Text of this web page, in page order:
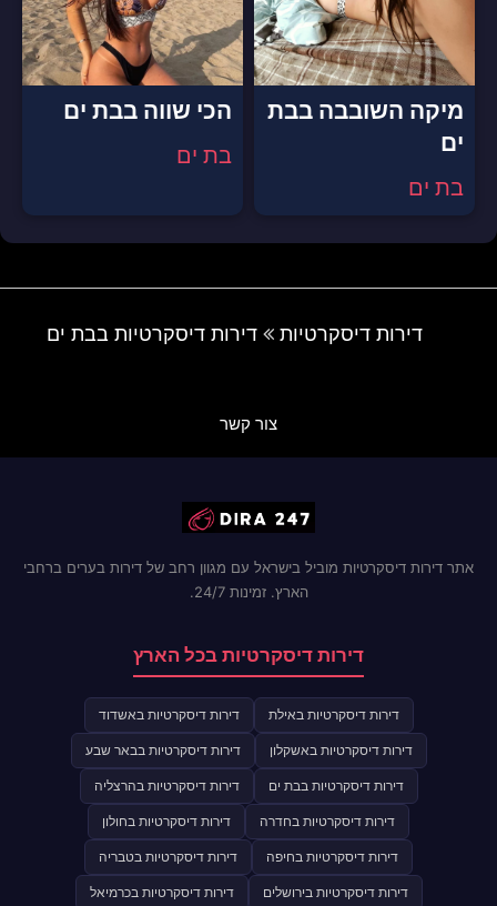
מיקה השובבה בבת
ים
בת ים
הכי שווה בבת ים
בת ים
דירות דיסקרטיות דירות דיסקרטיות בבת ים
צור קשר
אתר דירות דיסקרטיות מוביל בישראל עם מגוון רחב של דירות בערים ברחבי
הארץ. זמינות 24/7.
דירות דיסקרטיות בכל הארץ
דירות דיסקרטיות באילת דירות דיסקרטיות באשדוד
דירות דיסקרטיות באשקלון דירות דיסקרטיות בבאר שבע
דירות דיסקרטיות בבת ים דירות דיסקרטיות בהרצליה
דירות דיסקרטיות בחדרה דירות דיסקרטיות בחולון
דירות דיסקרטיות בחיפה דירות דיסקרטיות בטבריה
דירות דיסקרטיות בירושלים דירות דיסקרטיות בכרמיאל